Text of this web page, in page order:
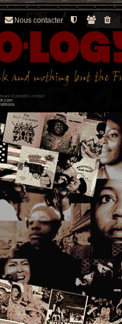
Nous contacter
© phpBB Limited
fr.com